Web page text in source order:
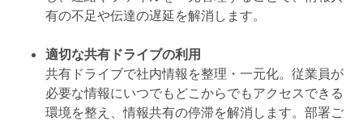
有の不足や伝達の遅延を解消します。
適切な共有ドライブの利用
共有ドライブで社内情報を整理・一元化。 従業員が
必要な情報にいつでもどこからでもアクセスできる
環境を整え、情報共有の停滞を解消 します。部署ご